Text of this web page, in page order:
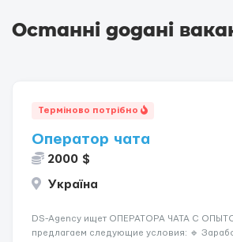
Останні додані
Терміново потрібно
Оператор чата
2000 $
Україна
DS-Agency ищет ОПЕРАТОРА ЧАТА С
предлагаем следующие условия: 🔹